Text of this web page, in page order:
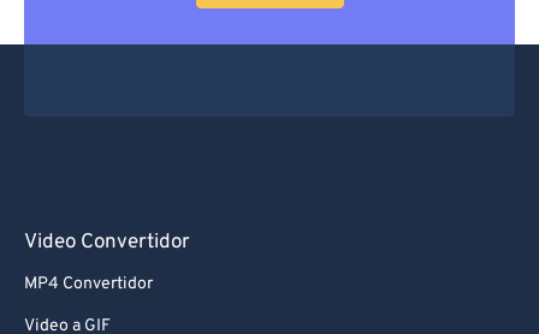
Video Convertidor
MP4 Convertidor
Video a GIF